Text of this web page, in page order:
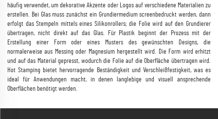
häufig verwendet, um dekorative Akzente oder Logos auf verschiedene Materialien zu
erstellen. Bei Glas muss zunächst ein Grundiermedium screenbedruckt werden, dann
erfolgt das Stempeln mittels eines Silikonrollers; die Folie wird auf den Grundierer
übertragen, nicht direkt auf das Glas. Für Plastik beginnt der Prozess mit der
Erstellung einer Form oder eines Musters des gewünschten Designs, die
normalerweise aus Messing oder Magnesium hergestellt wird. Die Form wird erhitzt
und auf das Material gepresst, wodurch die Folie auf die Oberfläche übertragen wird.
Hot Stamping bietet hervorragende Beständigkeit und Verschleißfestigkeit, was es
ideal für Anwendungen macht, in denen langlebige und visuell ansprechende
Oberflächen benötigt werden.